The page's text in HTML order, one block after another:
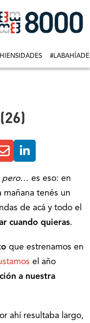
pero… es eso: en
mañana tenés un
de acá y todo el
cuando quieras.
que estrenamos en
el año
a nuestra
ahí resultaba largo,